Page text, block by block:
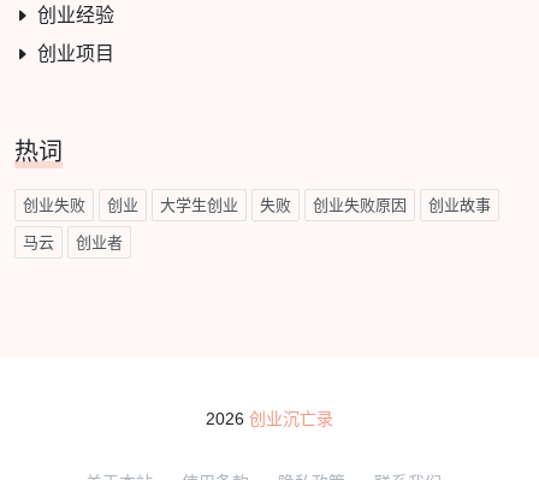
创业经验
创业项目
热词
创业失败 创业 大学生创业 失败 创业失败原因 创业故事
马云 创业者
2026 创业沉亡录